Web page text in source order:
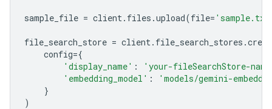
sample_file = client. files .upload(file=
file_search_store = client. file_search_stores .
config={
'display_name' :
'your-fileSearchStore-
'embedding_model' :
'models/gemini-
}
)